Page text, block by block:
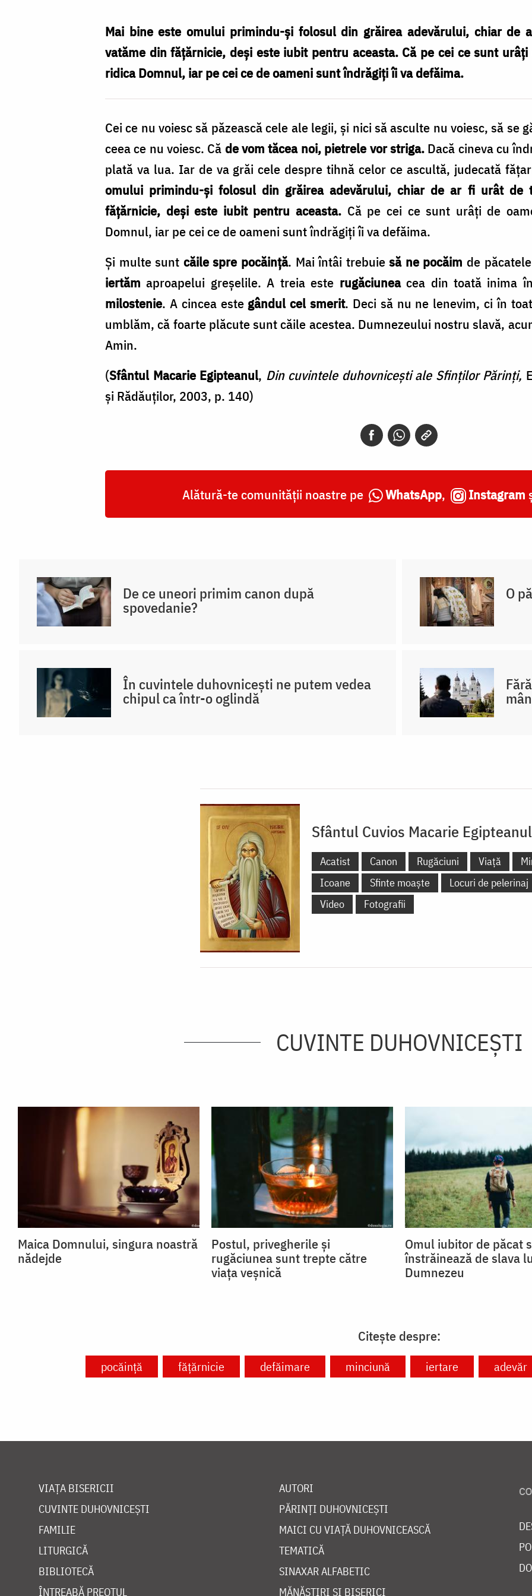
Mai bine este omului primindu-și folosul din grăirea adevărului, chiar
vatăme din fățărnicie, deși este iubit pentru aceasta. Că pe cei ce sunt
ridica Domnul, iar pe cei ce de oameni sunt îndrăgiți îi va defăima.
Cei ce nu voiesc să păzească cele ale legii, și nici să asculte nu voiesc, să se
ceea ce nu voiesc. Că de vom tăcea noi, pietrele vor striga.Dacă cineva cu
plată va lua. Iar de va grăi cele despre tihnă celor ce ascultă, judecată
omului primindu-și folosul din grăirea adevărului, chiar de ar fi urât de
fățărnicie, deși este iubit pentru aceasta. Că pe cei ce sunt urâți de
Domnul, iar pe cei ce de oameni sunt îndrăgiți îi va defăima.
Și multe sunt căile spre pocăință. Mai întâi trebuiesă ne pocăim de
iertăm aproapelui greșelile. A treia este rugăciuneacea din toată inima
milostenie. A cincea este gândul cel smerit. Deci să nu ne lenevim, ci în
umblăm, că foarte plăcute sunt căile acestea. Dumnezeului nostru slavă,
Amin.
(Sfântul Macarie Egipteanul, Din cuvintele duhovnicești ale Sfinților Părinți,
și Rădăuților, 2003, p. 140)
Alătură-te comunității noastre pe WhatsApp, Instagram
De ce uneori primim canon după
spovedanie?
O
În cuvintele duhovnicești ne putem vedea
chipul ca într-o oglindă
Sfântul Cuvios Macarie Egipteanul
Acatist Canon Rugăciuni Viață
Icoane
Sfinte moaște Locuri de pelerinaj
Video
Fotografii
CUVINTE DUHOVNICEȘTI
Maica Domnului, singura noastră
nădejde
Postul, privegherile și
rugăciunea sunt trepte către
viața veșnică
Omul iubitor de păcat
înstrăinează de slava
Dumnezeu
Citește despre:
pocăință fățărnicie defăimare minciună iertare adevăr
VIAȚA BISERICII
CUVINTE DUHOVNICEȘTI
FAMILIE
LITURGICĂ
BIBLIOTECĂ
ÎNTREABĂ PREOTUL
AUTORI
PĂRINȚI DUHOVNICEȘTI
MAICI CU VIAȚĂ DUHOVNICEASCĂ
TEMATICĂ
SINAXAR ALFABETIC
MĂNĂSTIRI ȘI BISERICI